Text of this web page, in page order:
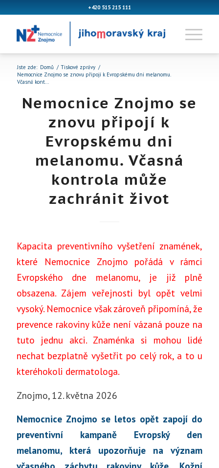
+420 515 215 111
Jste zde: Domů / Tiskové zprávy /
Nemocnice Znojmo se znovu připojí k Evropskému dni melanomu.
Včasná kont...
Nemocnice Znojmo se
znovu připojí k
Evropskému dni
melanomu. Včasná
kontrola může
zachránit život
Kapacita preventivního vyšetření znamének,
které Nemocnice Znojmo pořádá v rámci
Evropského dne melanomu, je již plně
obsazena. Zájem veřejnosti byl opět velmi
vysoký. Nemocnice však zároveň připomíná, že
prevence rakoviny kůže není vázaná pouze na
tuto jednu akci. Znaménka si mohou lidé
nechat bezplatně vyšetřit po celý rok, a to u
kteréhokoli dermatologa.
Znojmo, 12. května 2026
Nemocnice Znojmo se letos opět zapojí do
preventivní kampaně Evropský den
melanomu, která upozorňuje na význam